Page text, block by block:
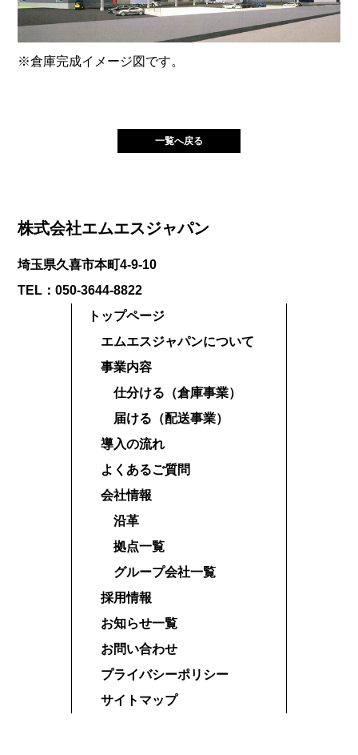
※倉庫完成イメージ図です。
一覧へ戻る
株式会社エムエスジャパン
埼玉県久喜市本町4-9-10
TEL：050-3644-8822
トップページ
エムエスジャパンについて
事業内容
仕分ける（倉庫事業）
届ける（配送事業）
導入の流れ
よくあるご質問
会社情報
沿革
拠点一覧
グループ会社一覧
採用情報
お知らせ一覧
お問い合わせ
プライバシーポリシー
サイトマップ